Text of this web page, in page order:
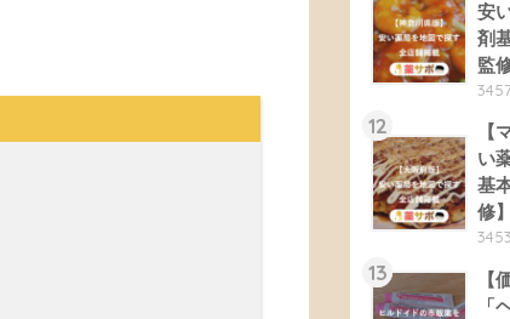
安
剤
監
12
【
い
基
修】
13
【
「